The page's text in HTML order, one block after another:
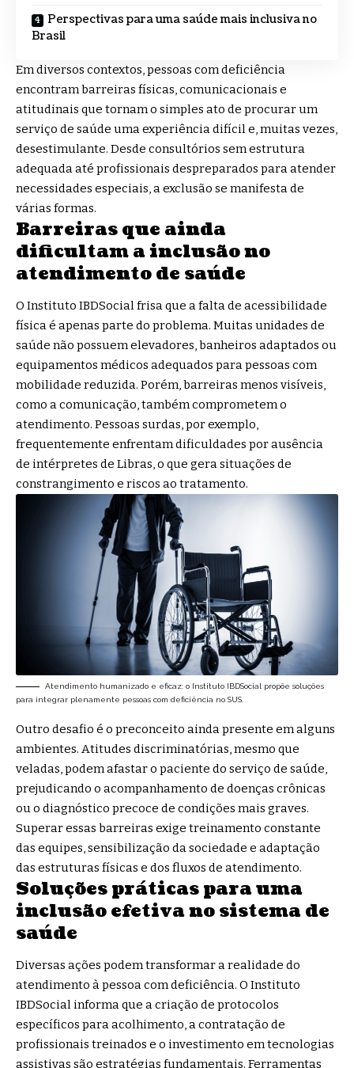
Perspectivas para uma saúde mais inclusiva no
Brasil
Em diversos contextos, pessoas com deficiência
encontram barreiras físicas, comunicacionais e
atitudinais que tornam o simples ato de procurar um
serviço de saúde uma experiência difícil e, muitas vezes,
desestimulante. Desde consultórios sem estrutura
adequada até profissionais despreparados para atender
necessidades especiais, a exclusão se manifesta de
várias formas.
Barreiras que ainda
dificultam a inclusão no
atendimento de saúde
O Instituto IBDSocial frisa que a falta de acessibilidade
física é apenas parte do problema. Muitas unidades de
saúde não possuem elevadores, banheiros adaptados ou
equipamentos médicos adequados para pessoas com
mobilidade reduzida. Porém, barreiras menos visíveis,
como a comunicação, também comprometem o
atendimento. Pessoas surdas, por exemplo,
frequentemente enfrentam dificuldades por ausência
de intérpretes de Libras, o que gera situações de
constrangimento e riscos ao tratamento.
Atendimento humanizado e eficaz: o Instituto IBDSocial propõe soluções
para integrar plenamente pessoas com deficiência no SUS.
Outro desafio é o preconceito ainda presente em alguns
ambientes. Atitudes discriminatórias, mesmo que
veladas, podem afastar o paciente do serviço de saúde,
prejudicando o acompanhamento de doenças crônicas
ou o diagnóstico precoce de condições mais graves.
Superar essas barreiras exige treinamento constante
das equipes, sensibilização da sociedade e adaptação
das estruturas físicas e dos fluxos de atendimento.
Soluções práticas para uma
inclusão efetiva no sistema de
saúde
Diversas ações podem transformar a realidade do
atendimento à pessoa com deficiência. O Instituto
IBDSocial informa que a criação de protocolos
específicos para acolhimento, a contratação de
profissionais treinados e o investimento em tecnologias
assistivas são estratégias fundamentais. Ferramentas